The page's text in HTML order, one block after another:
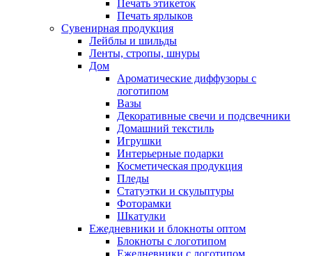
Печать этикеток
Печать ярлыков
Сувенирная продукция
Лейблы и шильды
Ленты, стропы, шнуры
Дом
Ароматические диффузоры с
логотипом
Вазы
Декоративные свечи и подсвечники
Домашний текстиль
Игрушки
Интерьерные подарки
Косметическая продукция
Пледы
Статуэтки и скульптуры
Фоторамки
Шкатулки
Ежедневники и блокноты оптом
Блокноты с логотипом